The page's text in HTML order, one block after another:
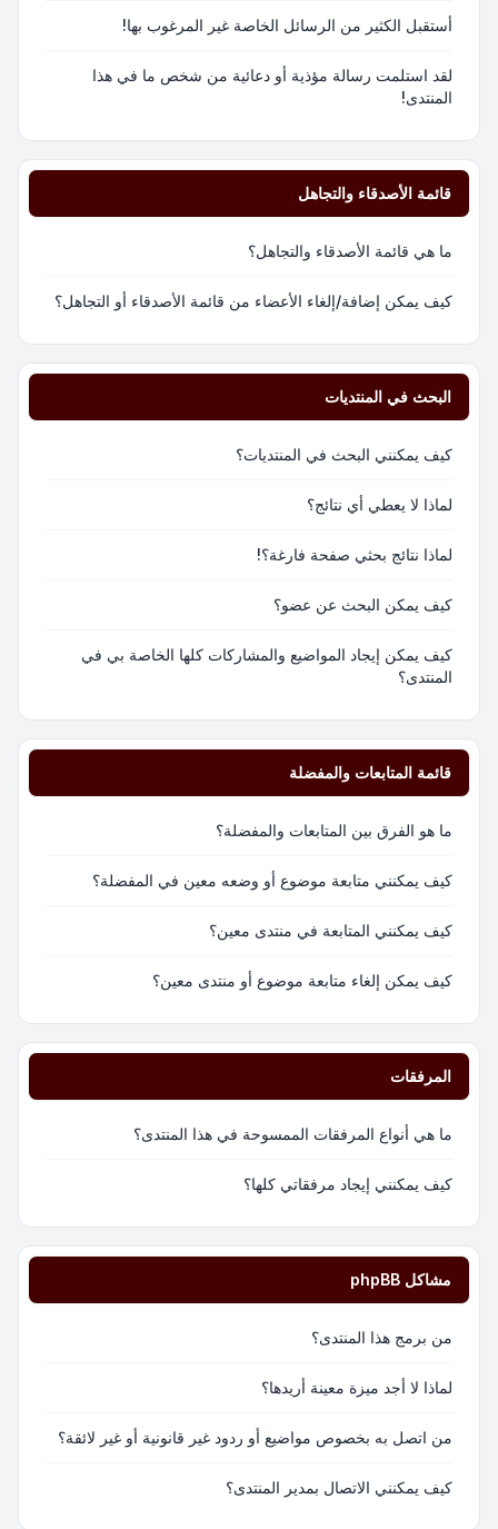
أستقبل الكثير من الرسائل الخاصة غير المرغوب بها!
لقد استلمت رسالة مؤذية أو دعائية من شخص ما في هذا
المنتدى!
قائمة الأصدقاء والتجاهل
ما هي قائمة الأصدقاء والتجاهل؟
كيف يمكن إضافة/إلغاء الأعضاء من قائمة الأصدقاء أو التجاهل؟
البحث في المنتديات
كيف يمكنني البحث في المنتديات؟
لماذا لا يعطي أي نتائج؟
لماذا نتائج بحثي صفحة فارغة؟!
كيف يمكن البحث عن عضو؟
كيف يمكن إيجاد المواضيع والمشاركات كلها الخاصة بي في
المنتدى؟
قائمة المتابعات والمفضلة
ما هو الفرق بين المتابعات والمفضلة؟
كيف يمكنني متابعة موضوع أو وضعه معين في المفضلة؟
كيف يمكنني المتابعة في منتدى معين؟
كيف يمكن إلغاء متابعة موضوع أو منتدى معين؟
المرفقات
ما هي أنواع المرفقات الممسوحة في هذا المنتدى؟
كيف يمكنني إيجاد مرفقاتي كلها؟
مشاكل phpBB
من برمج هذا المنتدى؟
لماذا لا أجد ميزة معينة أريدها؟
من اتصل به بخصوص مواضيع أو ردود غير قانونية أو غير لائقة؟
كيف يمكنني الاتصال بمدير المنتدى؟